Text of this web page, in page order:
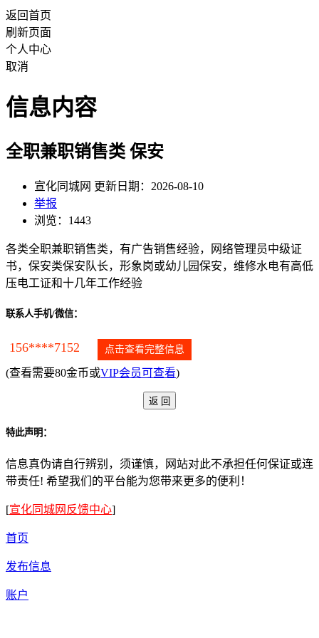
返回首页
刷新页面
个人中心
取消
信息内容
全职兼职销售类 保安
宣化同城网 更新日期：2026-08-10
举报
浏览：1443
各类全职兼职销售类，有广告销售经验，网络管理员中级证
书，保安类保安队长，形象岗或幼儿园保安，维修水电有高低
压电工证和十几年工作经验
联系人手机/微信：
156****7152 点击查看完整信息
(查看需要80金币或VIP会员可查看)
特此声明：
信息真伪请自行辨别，须谨慎，网站对此不承担任何保证或连
带责任! 希望我们的平台能为您带来更多的便利！
[宣化同城网反馈中心]
首页
发布信息
账户